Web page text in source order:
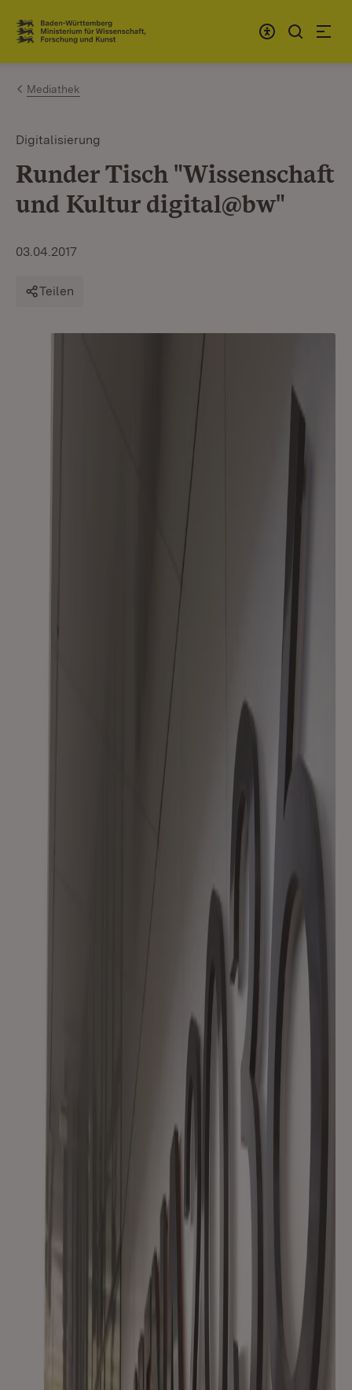
Zum Inhalt springen
Link zur Startseite
Mediathek
Digitalisierung
Runder Tisch "Wissenschaft
und Kultur digital@bw"
03.04.2017
Teilen